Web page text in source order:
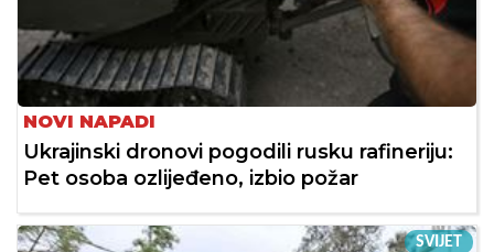
NOVI NAPADI
Ukrajinski dronovi pogodili rusku rafineriju:
Pet osoba ozlijeđeno, izbio požar
SVIJET